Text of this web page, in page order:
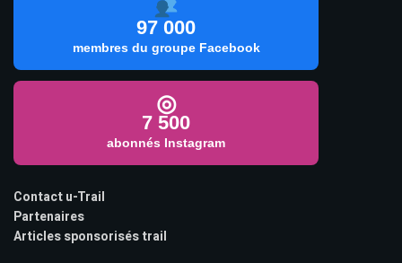
97 000
membres du groupe Facebook
◎
7 500
abonnés Instagram
Contact u-Trail
Partenaires
Articles sponsorisés trail